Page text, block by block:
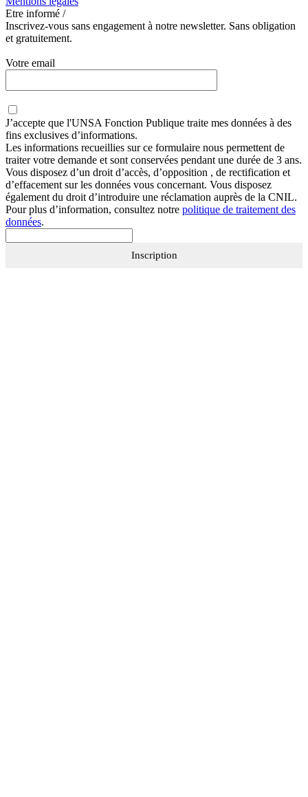
Etre informé /
Inscrivez-vous sans engagement à notre newsletter. Sans obligation
et gratuitement.
Votre email
J’accepte que l'UNSA Fonction Publique traite mes données à des
fins exclusives d’informations.
Les informations recueillies sur ce formulaire nous permettent de
traiter votre demande et sont conservées pendant une durée de 3 ans.
Vous disposez d’un droit d’accès, d’opposition , de rectification et
d’effacement sur les données vous concernant. Vous disposez
également du droit d’introduire une réclamation auprès de la CNIL.
Pour plus d’information, consultez notre politique de traitement des
données.
Inscription